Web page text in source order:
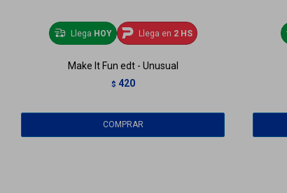
Llega HOY Llega en 2 HS
Make It Fun edt - Unusual
$ 420